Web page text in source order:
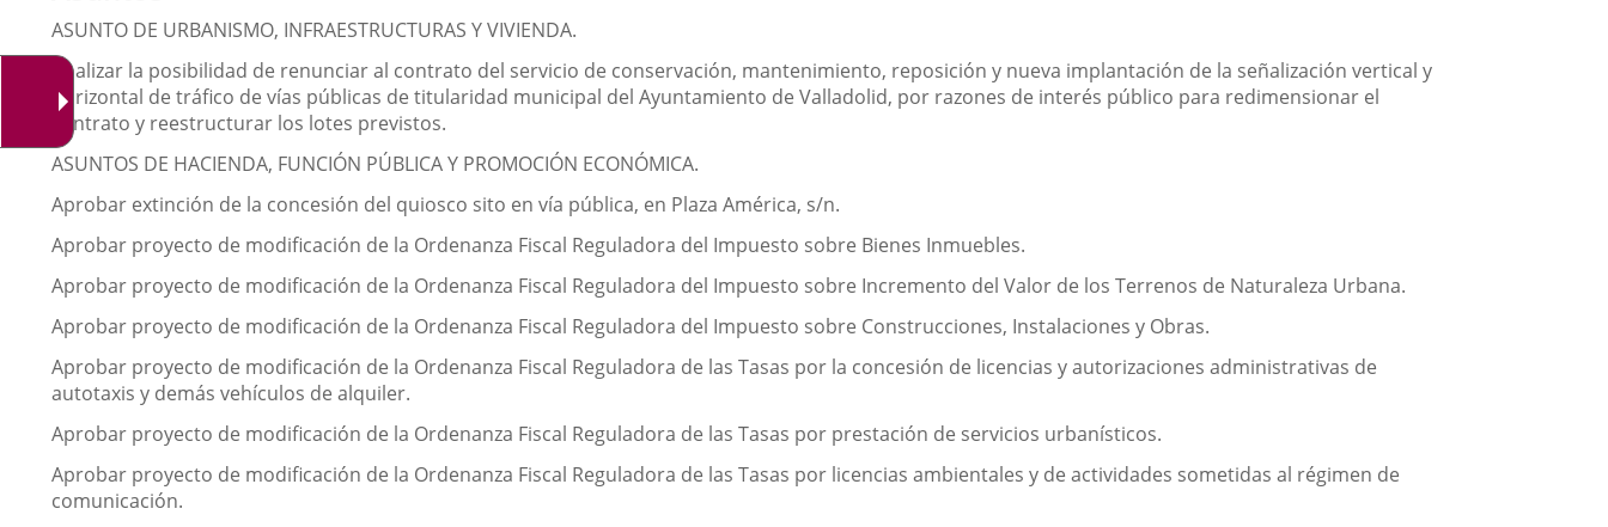
ASUNTO DE URBANISMO, INFRAESTRUCTURAS Y VIVIENDA.
Analizar la posibilidad de renunciar al contrato del servicio de conservación, mantenimiento, reposición y nueva implantación de la señalización vertical y
horizontal de tráfico de vías públicas de titularidad municipal del Ayuntamiento de Valladolid, por razones de interés público para redimensionar el
contrato y reestructurar los lotes previstos.
ASUNTOS DE HACIENDA, FUNCIÓN PÚBLICA Y PROMOCIÓN ECONÓMICA.
Aprobar extinción de la concesión del quiosco sito en vía pública, en Plaza América, s/n.
Aprobar proyecto de modificación de la Ordenanza Fiscal Reguladora del Impuesto sobre Bienes Inmuebles.
Aprobar proyecto de modificación de la Ordenanza Fiscal Reguladora del Impuesto sobre Incremento del Valor de los Terrenos de Naturaleza Urbana.
Aprobar proyecto de modificación de la Ordenanza Fiscal Reguladora del Impuesto sobre Construcciones, Instalaciones y Obras.
Aprobar proyecto de modificación de la Ordenanza Fiscal Reguladora de las Tasas por la concesión de licencias y autorizaciones administrativas de
autotaxis y demás vehículos de alquiler.
Aprobar proyecto de modificación de la Ordenanza Fiscal Reguladora de las Tasas por prestación de servicios urbanísticos.
Aprobar proyecto de modificación de la Ordenanza Fiscal Reguladora de las Tasas por licencias ambientales y de actividades sometidas al régimen de
comunicación.